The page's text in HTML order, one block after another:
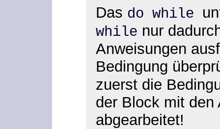
Das do while
while nur
Anweisungen
Bedingung
zuerst die
der Block mit den
abgearbeitet!